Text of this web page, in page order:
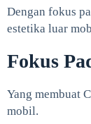
Dengan fokus
estetika luar
Fokus
Yang membuat
mobil.